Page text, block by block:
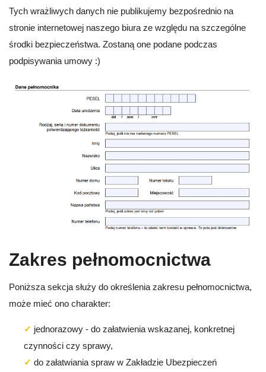
Tych wrażliwych danych nie publikujemy bezpośrednio na
stronie internetowej naszego biura ze względu na szczególne
środki bezpieczeństwa. Zostaną one podane podczas
podpisywania umowy :)
Zakres pełnomocnictwa
Poniższa sekcja służy do określenia zakresu pełnomocnictwa,
może mieć ono charakter:
jednorazowy - do załatwienia wskazanej, konkretnej
czynności czy sprawy,
do załatwiania spraw w Zakładzie Ubezpieczeń